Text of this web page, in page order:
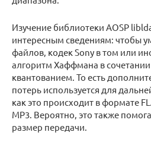
Изучение библиотеки AOSP
интересным сведениям: чтобы
файлов, кодек Sony в том или
алгоритм Хаффмана в
квантованием. То есть
потерь используется для
как это происходит в формате
MP3. Вероятно, это также
размер передачи.